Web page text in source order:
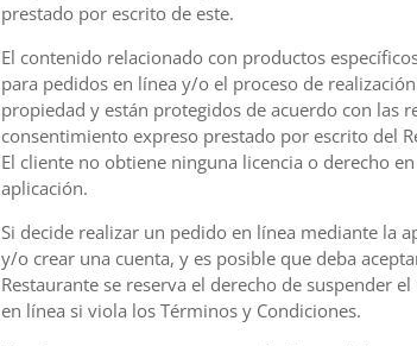
prestado por escrito de este.
El contenido relacionado con productos
para pedidos en línea y/o el proceso de
propiedad y están protegidos de acuerdo con las
consentimiento expreso prestado por escrito del
El cliente no obtiene ninguna licencia o derecho
aplicación.
Si decide realizar un pedido en línea mediante la
y/o crear una cuenta, y es posible que deba
Restaurante se reserva el derecho de suspender
en línea si viola los Términos y Condiciones.